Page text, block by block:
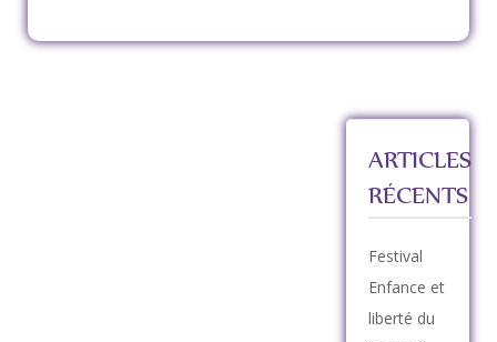
ARTICLES
RÉCENTS
Festival
Enfance et
liberté du